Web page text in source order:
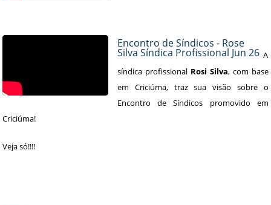
Encontro de Síndicos - Rose
Silva Síndica Profissional Jun 26 A
síndica profissional Rosi Silva, com base
em Criciúma, traz sua visão sobre o
Encontro de Síndicos promovido em
Criciúma!
Veja só!!!!